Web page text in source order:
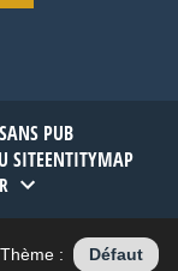
PUB
SITEENTITYMAP
Thème : Défaut